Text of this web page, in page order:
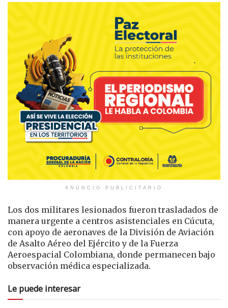
ANUNCIO PUBLICITARIO
Los dos militares lesionados fueron trasladados de
manera urgente a centros asistenciales en Cúcuta,
con apoyo de aeronaves de la División de Aviación
de Asalto Aéreo del Ejército y de la Fuerza
Aeroespacial Colombiana, donde permanecen bajo
observación médica especializada.
Le puede interesar